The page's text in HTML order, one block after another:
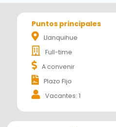
Puntos principales
Llanquihue
Full-time
A convenir
Plazo Fijo
Vacantes: 1